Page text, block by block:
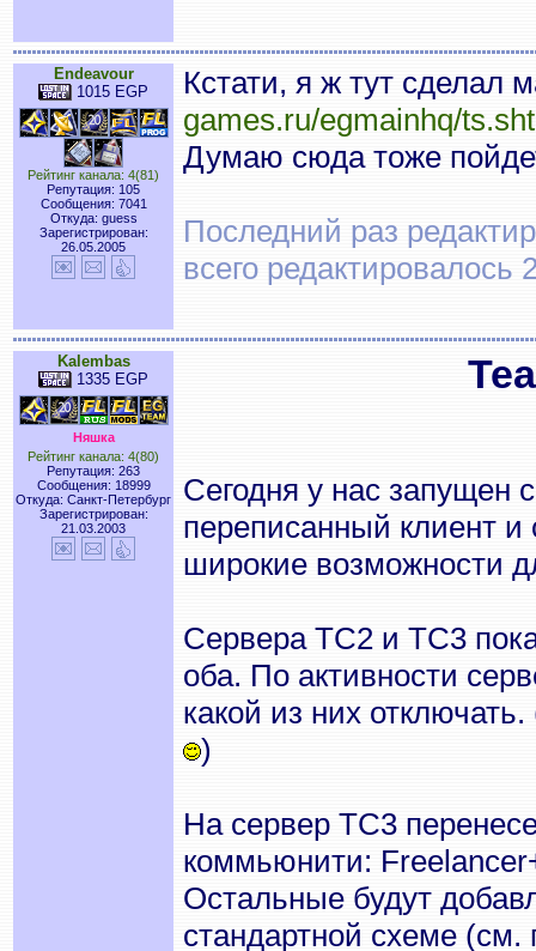
Endeavour
1015 EGP
Рейтинг канала: 4(81)
Репутация: 105
Сообщения: 7041
Откуда: guess
Зарегистрирован:
26.05.2005
Кстати, я ж тут сделал
games.ru/egmainhq/
Думаю сюда тоже
Последний раз
всего редактировалось
Kalembas
1335 EGP
Няшка
Рейтинг канала: 4(80)
Репутация: 263
Сообщения: 18999
Откуда: Санкт-Петербург
Зарегистрирован:
21.03.2003
Сегодня у нас запущен
переписанный клиент и
широкие возможности
Сервера ТС2 и ТС3
оба. По активности
какой из них
)
На сервер ТС3
коммьюнити:
Остальные будут
стандартной схеме